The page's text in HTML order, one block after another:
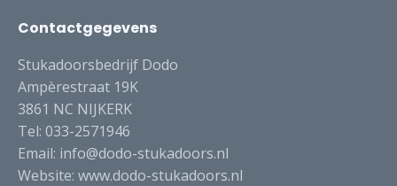
Contactgegevens
Stukadoorsbedrijf Dodo
Ampèrestraat 19K
3861 NC NIJKERK
Tel: 033-2571946
Email: info@dodo-stukadoors.nl
Website: www.dodo-stukadoors.nl